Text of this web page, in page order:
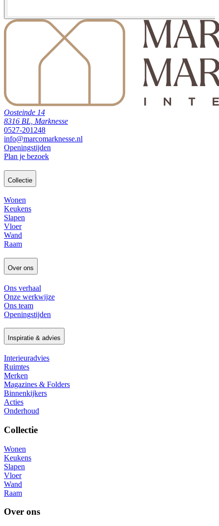
Oosteinde 14
8316 BL, Marknesse
0527-201248
info@marcomarknesse.nl
Openingstijden
Plan je bezoek
Collectie
Wonen
Keukens
Slapen
Vloer
Wand
Raam
Over ons
Ons verhaal
Onze werkwijze
Ons team
Openingstijden
Inspiratie & advies
Interieuradvies
Ruimtes
Merken
Magazines & Folders
Binnenkijkers
Acties
Onderhoud
Collectie
Wonen
Keukens
Slapen
Vloer
Wand
Raam
Over ons